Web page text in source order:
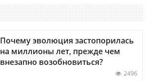
Почему эволюция застопорилась
на миллионы лет, прежде чем
внезапно возобновиться?
2496